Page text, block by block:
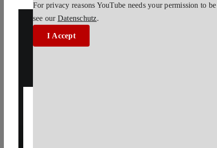
For privacy reasons YouTube needs your permission to
see our Datenschutz.
I Accept